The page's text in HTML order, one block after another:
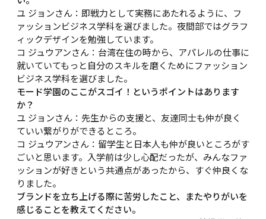
ユ ジョンさん：即戦力として実務にあたれるように、フ
ァッションビジネス学科を選びました。夜間部ではグラフ
ィックデザインを勉強しています。
コ ジュウアンさん：台湾在住の時から、アパレルの仕事に
就いていてもっと自分のスキルを磨くためにファッション
ビジネス学科を選びました。
モード学園のここがスゴイ！というポイントはあります
か？
ユ ジョンさん：先生からの支援と、友達同士も仲が良く
ていい繋がりができるところ。
コ ジュウアンさん：留学生と日本人も仲が良いところがす
ごいと思います。入学前は少し心配だったが、みんなファ
ッションが好きという共通点があったから、すぐ仲良くな
りました。
ブランドを立ち上げる際に苦労したこと、またやりがいを
感じることを教えてください。